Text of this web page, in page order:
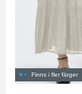
Finns i fler färger